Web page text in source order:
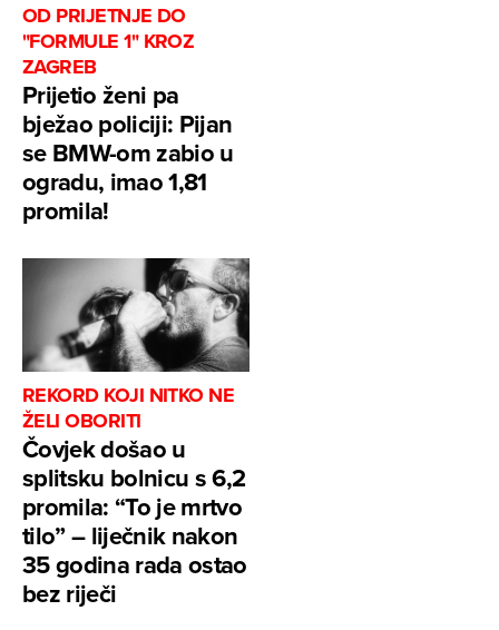
OD PRIJETNJE DO
"FORMULE 1" KROZ
ZAGREB
Prijetio ženi pa
bježao policiji: Pijan
se BMW-om zabio u
ogradu, imao 1,81
promila!
REKORD KOJI NITKO NE
ŽELI OBORITI
Čovjek došao u
splitsku bolnicu s 6,2
promila: “To je mrtvo
tilo” – liječnik nakon
35 godina rada ostao
bez riječi